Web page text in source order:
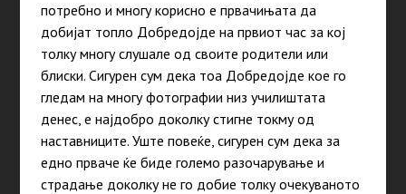
потребно и многу корисно e првачињата да
добијат топло Добредојде на првиот час за кој
толку многу слушале од своите родители или
блиски. Сигурен сум дека тоа Добредојде кое го
гледам на многу фотографии низ училиштата
денес, е најдобро доколку стигне токму од
наставниците. Уште повеќе, сигурен сум дека за
едно прваче ќе биде големо разочарување и
страдање доколку не го добие толку очекуваното